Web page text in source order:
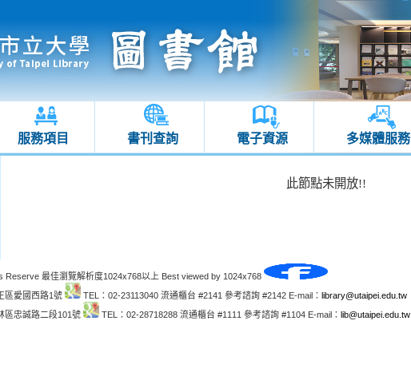
服務項目 書刊查詢 電子資源 多媒體服務
此節點未開放!!
Reserve 最佳瀏覽解析度1024x768以上 Best viewed by 1024x768
區愛國西路1號
TEL：02-23113040 流通櫃台 #2141 參考諮詢 #2142 E-mail： library@utaipei.edu.tw
區忠誠路二段101號
TEL：02-28718288 流通櫃台 #1111 參考諮詢 #1104 E-mail： lib@utaipei.edu.tw